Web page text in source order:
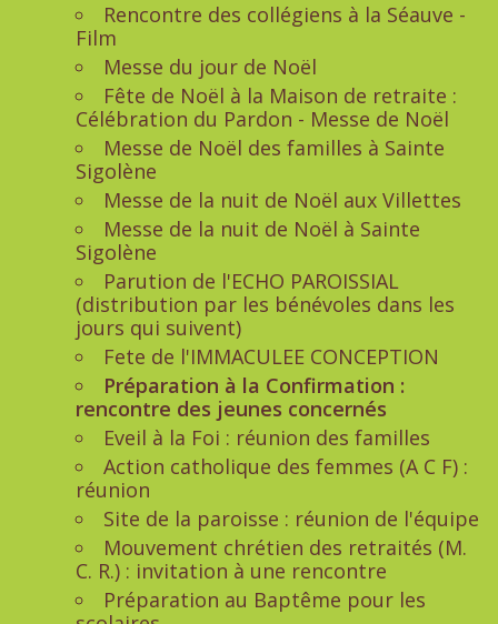
Rencontre des collégiens à la Séauve -
Film
Messe du jour de Noël
Fête de Noël à la Maison de retraite :
Célébration du Pardon - Messe de Noël
Messe de Noël des familles à Sainte
Sigolène
Messe de la nuit de Noël aux Villettes
Messe de la nuit de Noël à Sainte
Sigolène
Parution de l'ECHO PAROISSIAL
(distribution par les bénévoles dans les
jours qui suivent)
Fete de l'IMMACULEE CONCEPTION
Préparation à la Confirmation :
rencontre des jeunes concernés
Eveil à la Foi : réunion des familles
Action catholique des femmes (A C F) :
réunion
Site de la paroisse : réunion de l'équipe
Mouvement chrétien des retraités (M.
C. R.) : invitation à une rencontre
Préparation au Baptême pour les